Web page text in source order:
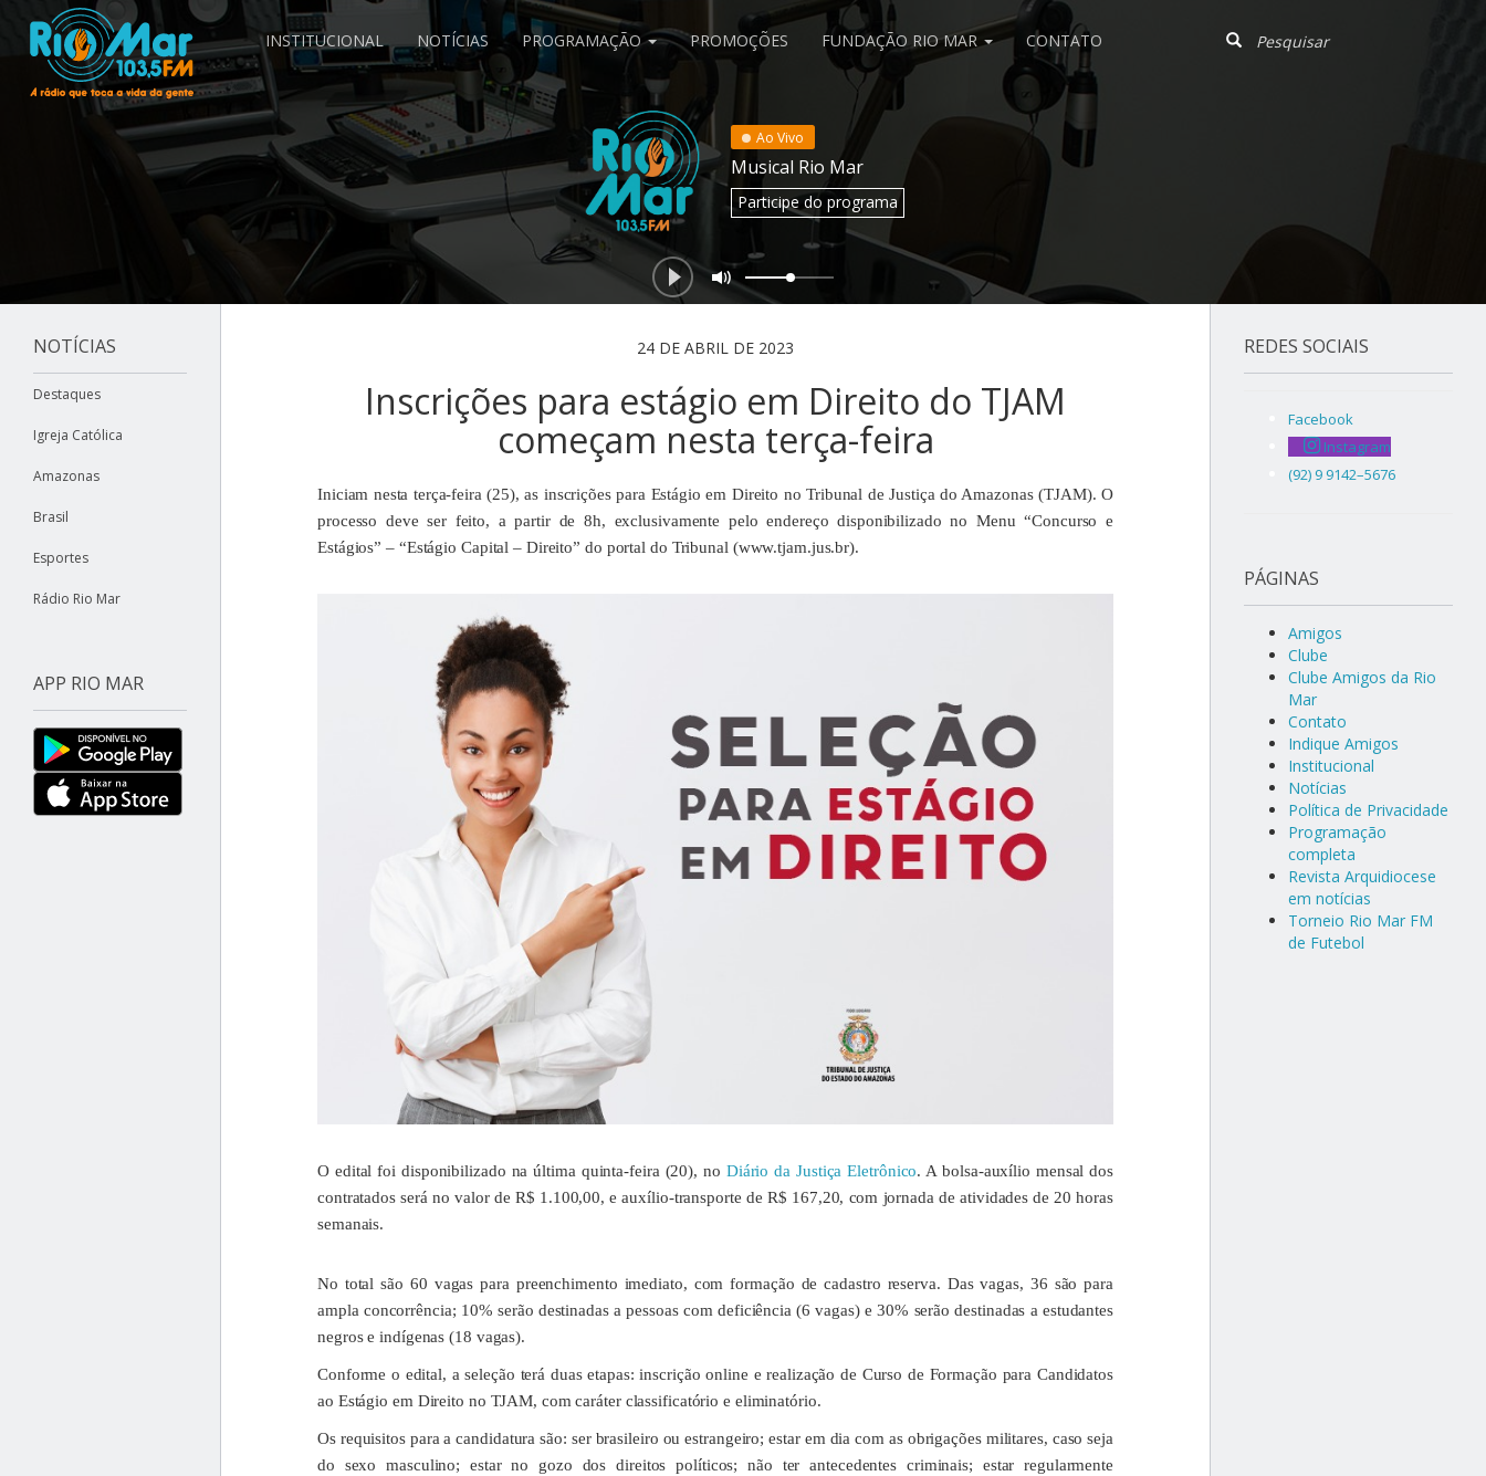
INSTITUCIONAL NOTÍCIAS PROGRAMAÇÃO PROMOÇÕES FUNDAÇÃO RIO MAR CONTATO
Ao Vivo
Musical Rio Mar
Participedo programa
NOTÍCIAS
Destaques
Igreja Católica
Amazonas
Brasil
Esportes
Rádio Rio Mar
APP RIO MAR
24 DE ABRIL DE 2023
Inscrições para estágio em Direito do TJAM
começam nesta terça-feira
Iniciam nesta terça-feira (25), as inscrições para Estágio em Direito no Tribunal de Justiça do Amazonas (TJAM). O
processo deve ser feito, a partir de 8h, exclusivamente pelo endereço disponibilizado no Menu “Concurso e
Estágios” – “Estágio Capital – Direito” do portal do Tribunal (www.tjam.jus.br).
O edital foi disponibilizado na última quinta-feira (20), no Diário da Justiça Eletrônico. A bolsa-auxílio mensal dos
contratados será no valor de R$ 1.100,00, e auxílio-transporte de R$ 167,20, com jornada de atividades de 20 horas
semanais.
No total são 60 vagas para preenchimento imediato, com formação de cadastro reserva. Das vagas, 36 são para
ampla concorrência; 10% serão destinadas a pessoas com deficiência (6 vagas) e 30% serão destinadas a estudantes
negros e indígenas (18 vagas).
Conforme o edital, a seleção terá duas etapas: inscrição online e realização de Curso de Formação para Candidatos
ao Estágio em Direito no TJAM, com caráter classificatório e eliminatório.
Os requisitos para a candidatura são: ser brasileiro ou estrangeiro; estar em dia com as obrigações militares, caso seja
do sexo masculino; estar no gozo dos direitos políticos; não ter antecedentes criminais; estar regularmente
REDES SOCIAIS
Facebook
Instagram
(92) 9 9142–5676
PÁGINAS
Amigos
Clube
Clube Amigos da Rio
Mar
Contato
Indique Amigos
Institucional
Notícias
Política de Privacidade
Programação
completa
Revista Arquidiocese
em notícias
Torneio Rio Mar FM
de Futebol